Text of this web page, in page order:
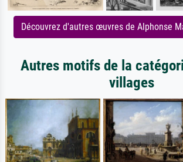
Découvrez d'autres œuvres de Alphonse
Autres motifs de la
villages